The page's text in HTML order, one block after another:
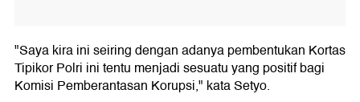
"Saya kira ini seiring dengan adanya pembentukan Kortas
Tipikor Polri ini tentu menjadi sesuatu yang positif bagi
Komisi Pemberantasan Korupsi," kata Setyo.